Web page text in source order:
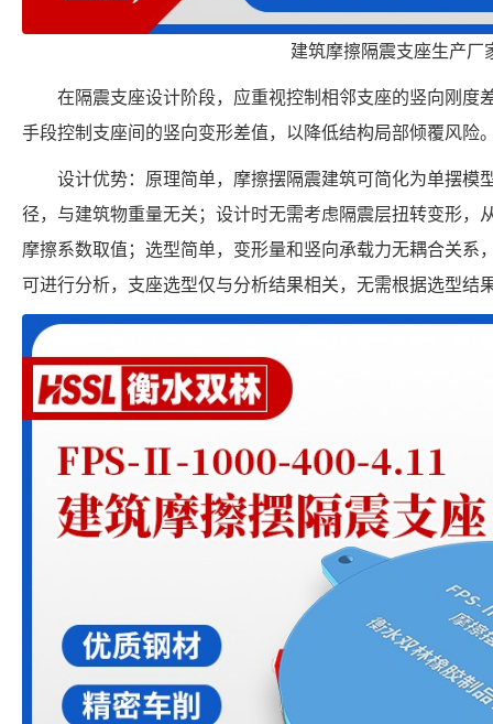
建筑摩擦隔震支座生产厂
在隔震支座设计阶段，应重视控制相邻支座的竖向刚度
手段控制支座间的竖向变形差值，以降低结构局部倾覆风险
设计优势：原理简单，摩擦摆隔震建筑可简化为单摆模
径，与建筑物重量无关；设计时无需考虑隔震层扭转变形，
摩擦系数取值；选型简单，变形量和竖向承载力无耦合关系
可进行分析，支座选型仅与分析结果相关，无需根据选型结